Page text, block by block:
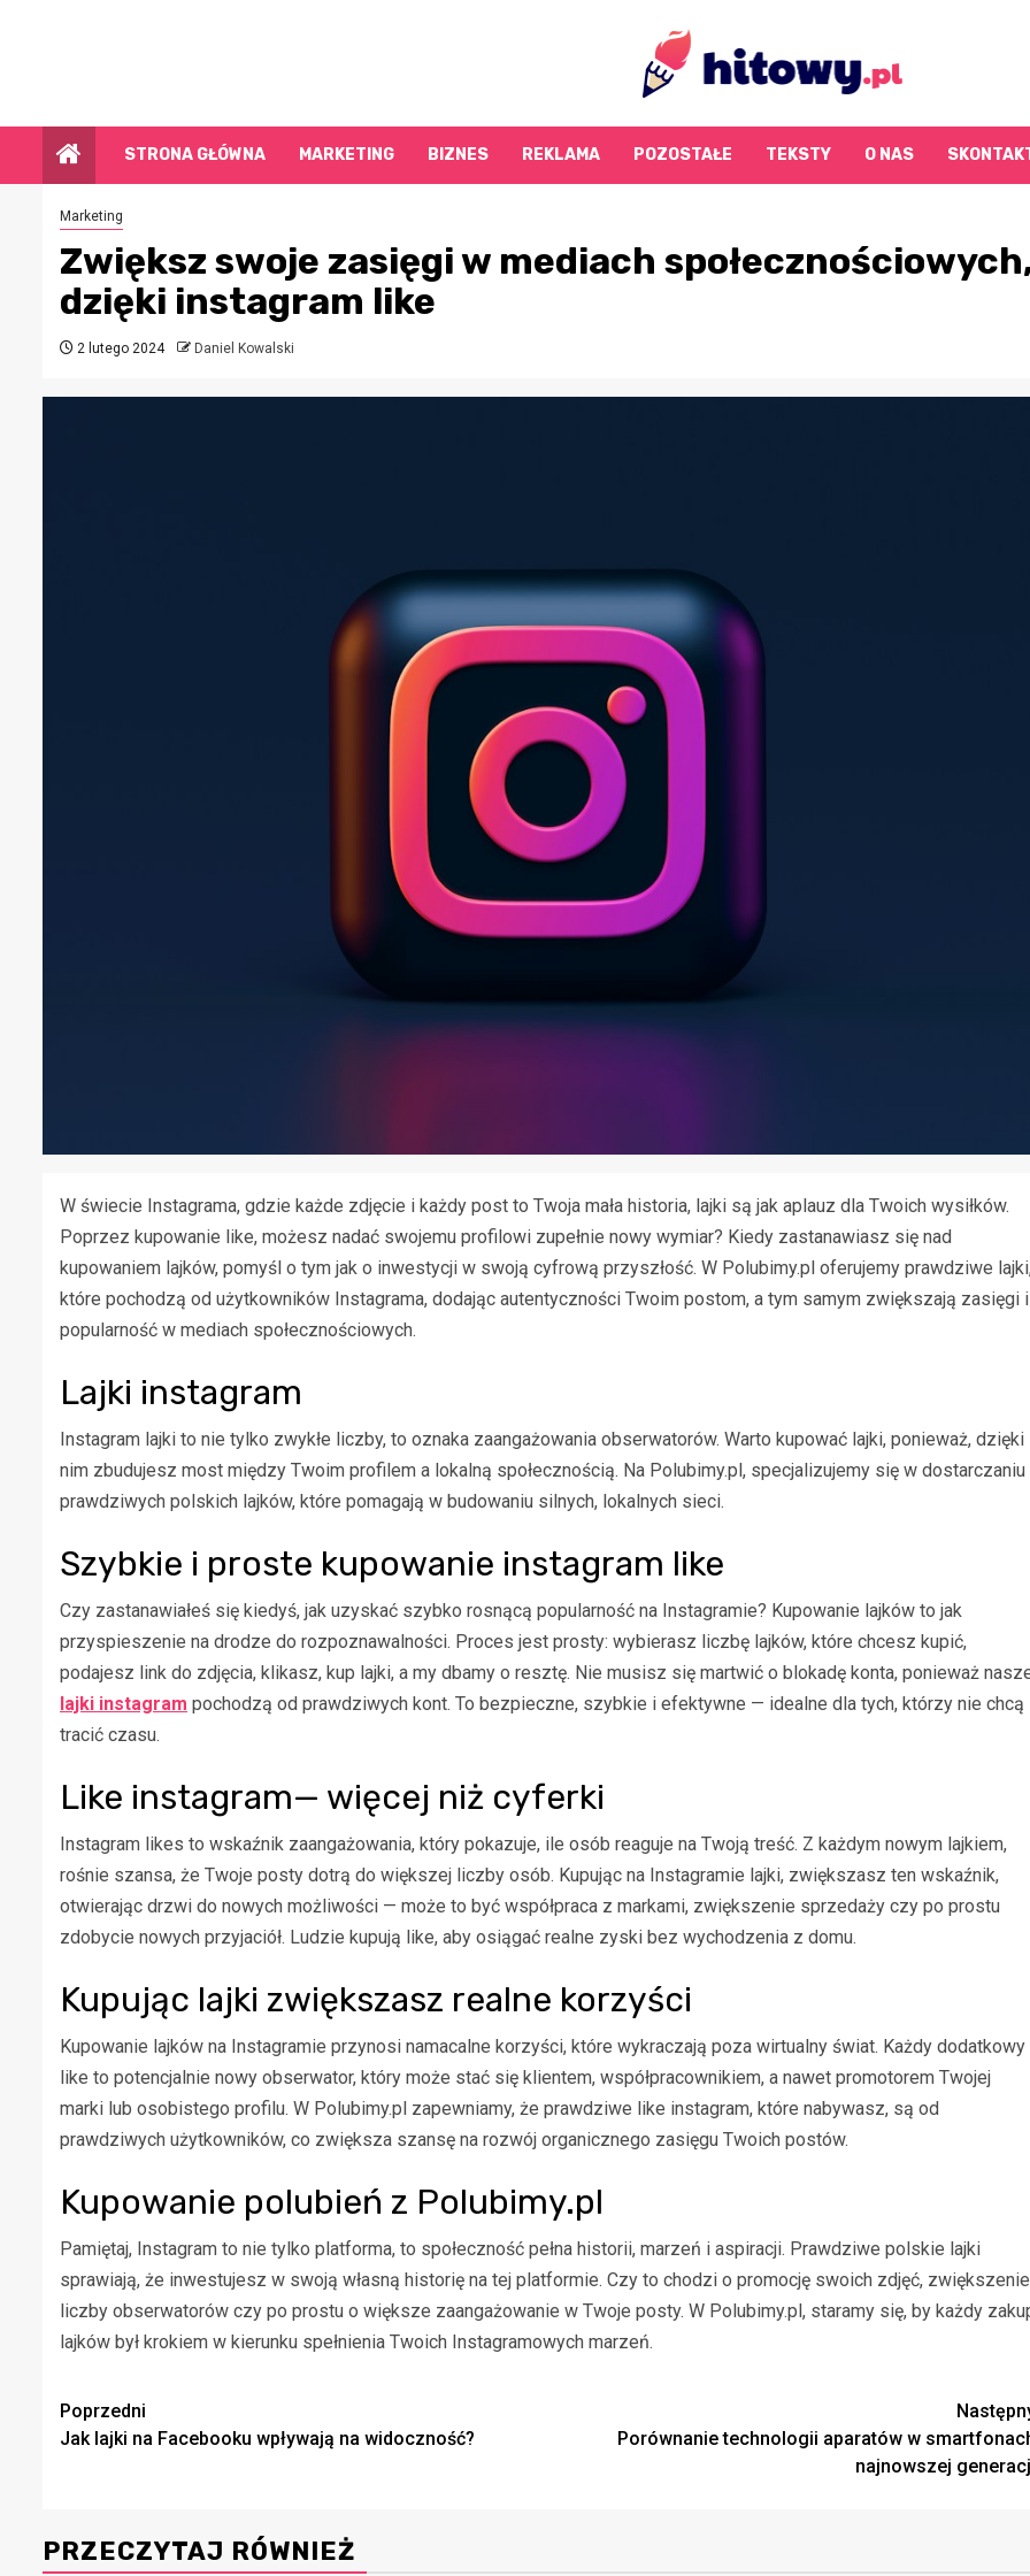
STRONA GŁÓWNA MARKETING BIZNES REKLAMA POZOSTAŁE TEKSTY O NAS
Marketing
Zwiększ swoje zasięgi w mediach
dzięki instagram like
2 lutego 2024 Daniel Kowalski
W świecie Instagrama, gdzie każde zdjęcie i każdy post to Twoja mała historia, lajki są jak aplauz dla Twoich wysiłków.
Poprzez kupowanie like, możesz nadać swojemu profilowi zupełnie nowy wymiar? Kiedy zastanawiasz się nad
kupowaniem lajków, pomyśl o tym jak o inwestycji w swoją cyfrową przyszłość. W Polubimy.pl oferujemy prawdziwe
które pochodzą od użytkowników Instagrama, dodając autentyczności Twoim postom, a tym samym zwiększają zasięgi i
popularność w mediach społecznościowych.
Lajki instagram
Instagram lajki to nie tylko zwykłe liczby, to oznaka zaangażowania obserwatorów. Warto kupować lajki, ponieważ, dzięki
nim zbudujesz most między Twoim profilem a lokalną społecznością. Na Polubimy.pl, specjalizujemy się w dostarczaniu
prawdziwych polskich lajków, które pomagają w budowaniu silnych, lokalnych sieci.
Szybkie i proste kupowanie instagram like
Czy zastanawiałeś się kiedyś, jak uzyskać szybko rosnącą popularność na Instagramie? Kupowanie lajków to jak
przyspieszenie na drodze do rozpoznawalności. Proces jest prosty: wybierasz liczbę lajków, które chcesz kupić,
podajesz link do zdjęcia, klikasz, kup lajki, a my dbamy o resztę. Nie musisz się martwić o blokadę konta, ponieważ
lajki instagram pochodzą od prawdziwych kont. To bezpieczne, szybkie i efektywne — idealne dla tych, którzy nie chcą
tracić czasu.
Like instagram— więcej niż cyferki
Instagram likes to wskaźnik zaangażowania, który pokazuje, ile osób reaguje na Twoją treść. Z każdym nowym lajkiem,
rośnie szansa, że Twoje posty dotrą do większej liczby osób. Kupując na Instagramie lajki, zwiększasz ten wskaźnik,
otwierając drzwi do nowych możliwości — może to być współpraca z markami, zwiększenie sprzedaży czy po prostu
zdobycie nowych przyjaciół. Ludzie kupują like, aby osiągać realne zyski bez wychodzenia z domu.
Kupując lajki zwiększasz realne korzyści
Kupowanie lajków na Instagramie przynosi namacalne korzyści, które wykraczają poza wirtualny świat. Każdy dodatkowy
like to potencjalnie nowy obserwator, który może stać się klientem, współpracownikiem, a nawet promotorem Twojej
marki lub osobistego profilu. W Polubimy.pl zapewniamy, że prawdziwe like instagram, które nabywasz, są od
prawdziwych użytkowników, co zwiększa szansę na rozwój organicznego zasięgu Twoich postów.
Kupowanie polubień z Polubimy.pl
Pamiętaj, Instagram to nie tylko platforma, to społeczność pełna historii, marzeń i aspiracji. Prawdziwe polskie lajki
sprawiają, że inwestujesz w swoją własną historię na tej platformie. Czy to chodzi o promocję swoich zdjęć, zwiększenie
liczby obserwatorów czy po prostu o większe zaangażowanie w Twoje posty. W Polubimy.pl, staramy się, by każdy
lajków był krokiem w kierunku spełnienia Twoich Instagramowych marzeń.
Zobacz
wpisy
Poprzedni
Jak lajki na Facebooku wpływają na widoczność?
Porównanie technologii aparatów w
najnowszej
PRZECZYTAJ RÓWNIEŻ